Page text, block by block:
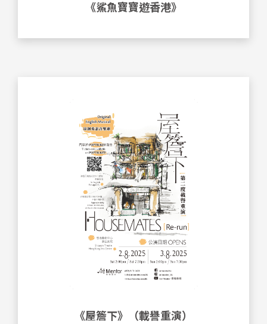
《鯊魚寶寶遊香港》
《屋簷下》（載譽重演）